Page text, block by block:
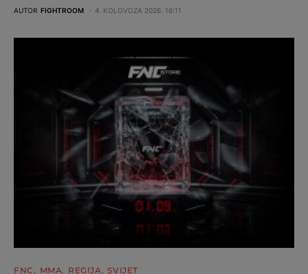
AUTOR FIGHTROOM 4. KOLOVOZA 2026. 16:11
FNC MMA REGIJA SVIJET